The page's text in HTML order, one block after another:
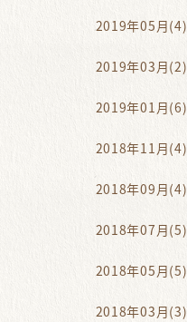
2019年05月(4)
2019年03月(2)
2019年01月(6)
2018年11月(4)
2018年09月(4)
2018年07月(5)
2018年05月(5)
2018年03月(3)